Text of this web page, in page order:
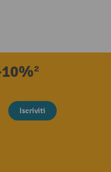
Iscriviti